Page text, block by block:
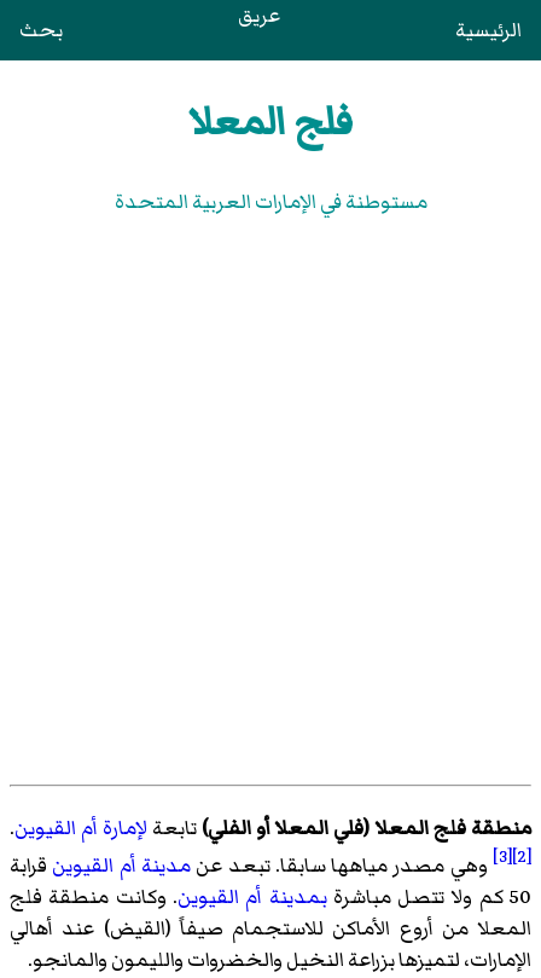
الرئيسية عريق بحث
فلج المعلا
مستوطنة في الإمارات العربية المتحدة
منطقة فلج المعلا (فلي المعلا أو الفلي)تابعة لإمارة أم القيوين.
[2]
[3] وهي مصدر مياهها سابقا. تبعد عنمدينة أم القيوين قرابة
50 كم ولا تتصل مباشرة
بمدينة أم القيوين. وكانت منطقة فلج
المعلا من أروع الأماكن للاستجمام صيفاً (القيض) عند أهالي
الإمارات، لتميزها بزراعة النخيل والخضروات والليمون والمانجو.